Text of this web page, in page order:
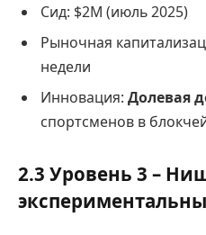
Сид: $2M (июль 2025)
Рыночная
недели
Инновация: Долевая
спортсменов в
2.3 Уровень 3 –